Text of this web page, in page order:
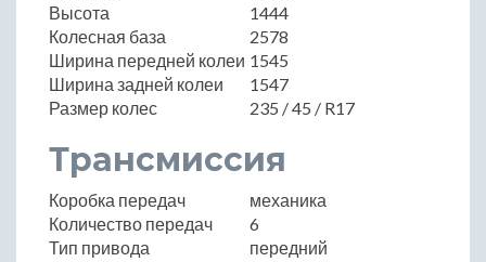
Высота
1444
Колесная база
2578
Ширина передней колеи 1545
Ширина задней колеи
1547
Размер колес
235 / 45 / R17
Трансмиссия
Коробка передач
механика
Количество передач
6
Тип привода
передний